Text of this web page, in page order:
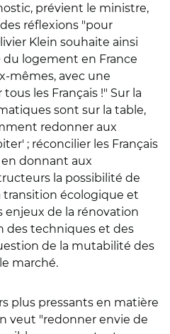
prévient le ministre,
réflexions "pour
Klein souhaite ainsi
du logement en France
mêmes, avec une
les Français !" Sur la
sont sur la table,
redonner aux
; réconcilier les Français
en donnant aux
la possibilité de
transition écologique et
de la rénovation
des techniques et des
de la mutabilité des
marché.
plus pressants en matière
veut "redonner envie de